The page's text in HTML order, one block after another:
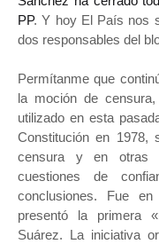
PP. Y hoy El País nos
dos responsables del
Permítanme que
la moción de
utilizado en esta
Constitución en 1978,
censura y en otras
cuestiones de
conclusiones. Fue
presentó la primera
Suárez. La iniciativa